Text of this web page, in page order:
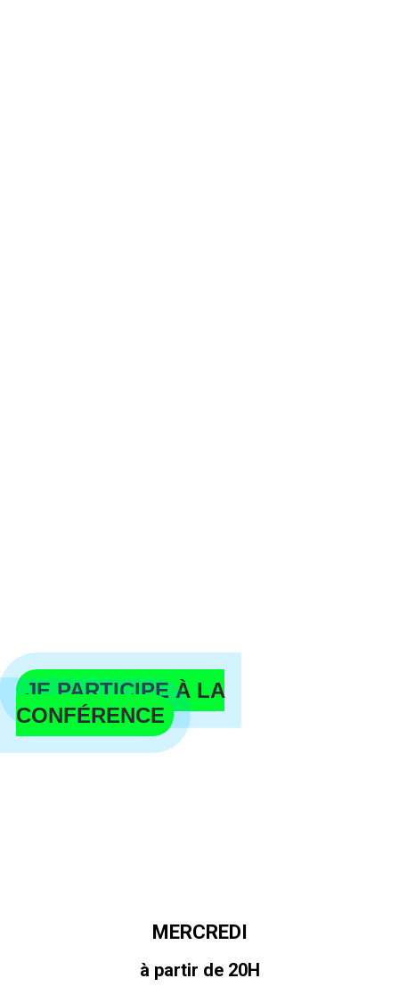
plus - Même si tout repose sur vous
JE PARTICIPE À LA
CONFÉRENCE
MERCREDI
à partir de 20H